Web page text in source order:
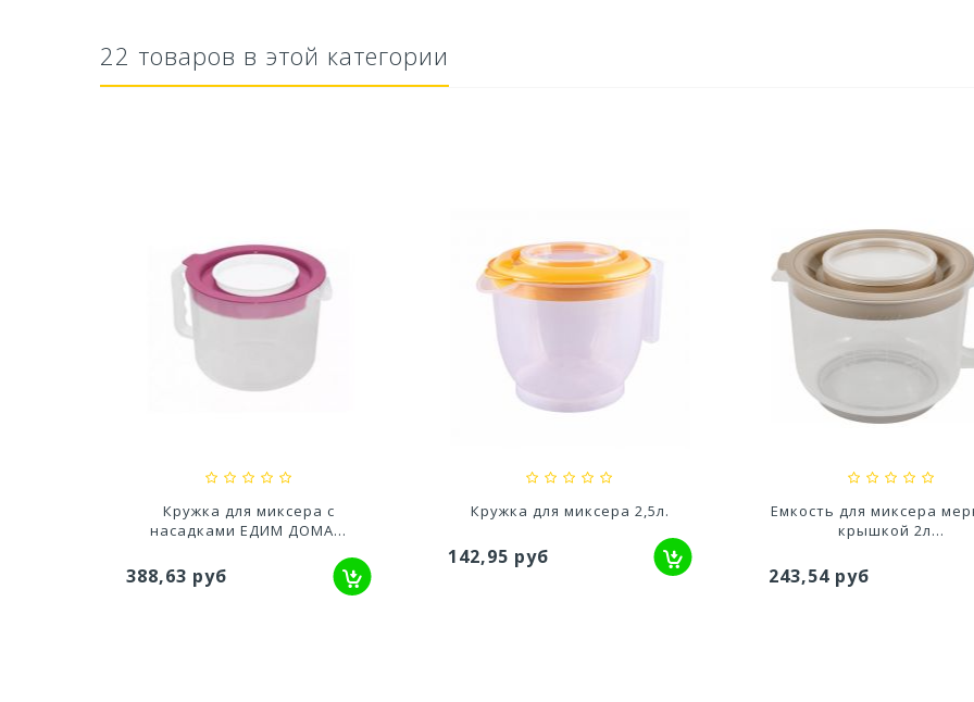
резервуара и для...
Средство для выгребных ям
527,80 руб
Очиститель для септика
выгребной ямы 800мл
627,20 руб
22 товаров в этой категории
Кружка для миксера 2,5л.
Емкость для миксера мерная с
243,54 руб
Кружка для миксера